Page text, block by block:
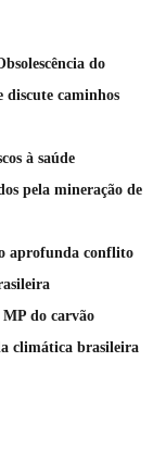
do
discute caminhos
à saúde
pela mineração de
aprofunda conflito
do carvão
climática brasileira